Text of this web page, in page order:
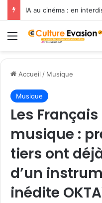
Menu
Accueil / Musique
Musique
Les
musique :
tiers ont
d’un
inédite